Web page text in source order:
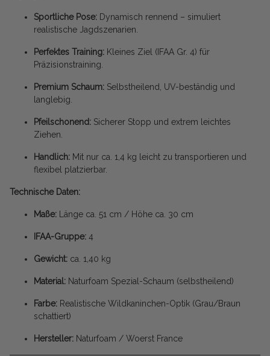
Sportliche Pose: Dynamisch rennend – simuliert
realistische Jagdszenarien.
Perfektes Training: Kleines Ziel (IFAA Gr. 4) für
Präzisionstraining.
Premium Schaum: Selbstheilend, UV-beständig und
langlebig.
Pfeilschonend: Sicherer Stopp und extrem leichtes
Ziehen.
Handlich: Mit nur ca. 1,4 kg leicht zu transportieren und
flexibel platzierbar.
Technische Daten:
Maße: Länge ca. 51 cm / Höhe ca. 30 cm
IFAA-Gruppe: 4
Gewicht: ca. 1,40 kg
Material: Naturfoam Spezial-Schaum (selbstheilend)
Farbe: Realistische Wildkaninchen-Optik (Grau/Braun
schattiert)
Hersteller: Naturfoam / Woerst France